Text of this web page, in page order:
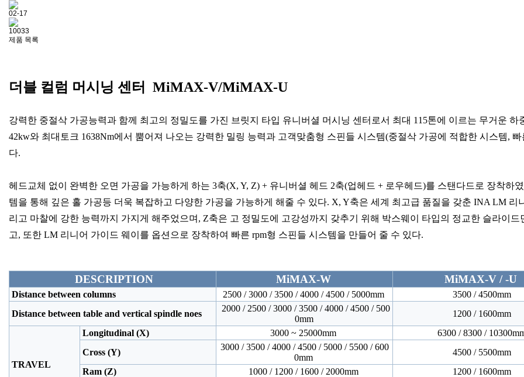
02-17
10033
제품 목록
더블 컬럼 머시닝 센터 MiMAX-V/MiMAX-U
강력한 중절삭 가공능력과 함께 최고의 정밀도를 가진 브릿지 타입 유니버셜 머시닝 센터로서 최대 115톤에 이르는 무거운
42kw와 최대토크 1638Nm에서 뿜어져 나오는 강력한 밀링 능력과 고객맞춤형 스핀들 시스템(중절삭 가공에 적합한 시스템,
다.
헤드교체 없이 완벽한 오면 가공을 가능하게 하는 3축(X, Y, Z) + 유니버셜 헤드 2축(업헤드 + 로우헤드)를 스탠다드로 장착하
템을 통해 깊은 홀 가공등 더욱 복잡하고 다양한 가공을 가능하게 해줄 수 있다. X, Y축은 세계 최고급 품질을 갖춘 INA LM
리고 마찰에 강한 능력까지 가지게 해주었으며, Z축은 고 정밀도에 고강성까지 갖추기 위해 박스웨이 타입의 정교한 슬라이
고, 또한 LM 리니어 가이드 웨이를 옵션으로 장착하여 빠른 rpm형 스핀들 시스템을 만들어 줄 수 있다.
DESCRIPTION MiMAX-W MiMAX-V / -U
Distance between columns 2500 / 3000 / 3500 / 4000 / 4500 / 5000mm
3500 / 4500mm
Distance between table and vertical spindle noes
2000 / 2500 / 3000 / 3500 / 4000 / 4500 / 500
0mm
1200 / 1600mm
TRAVEL
Longitudinal (X) 3000 ~ 25000mm
6300 / 8300 /
Cross (Y)
3000 / 3500 / 4000 / 4500 / 5000 / 5500 / 600
0mm
4500 / 5500mm
Ram (Z)
1000 / 1200 / 1600 / 2000mm
1200 / 1600mm